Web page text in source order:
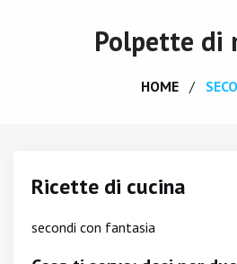
Polpette di
HOME
Ricette di cucina
secondi con fantasia